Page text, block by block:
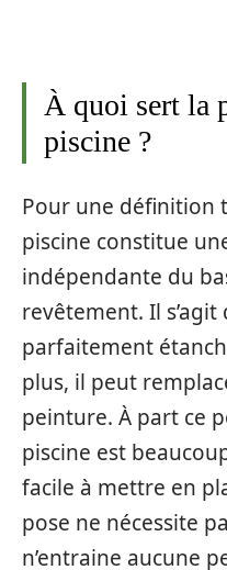
À quoi sert la
piscine ?
Pour une définition
piscine constitue
indépendante du
revêtement. Il s’agit
parfaitement
plus, il peut
peinture. À part ce
piscine est
facile à mettre en
pose ne nécessite
n’entraine aucune